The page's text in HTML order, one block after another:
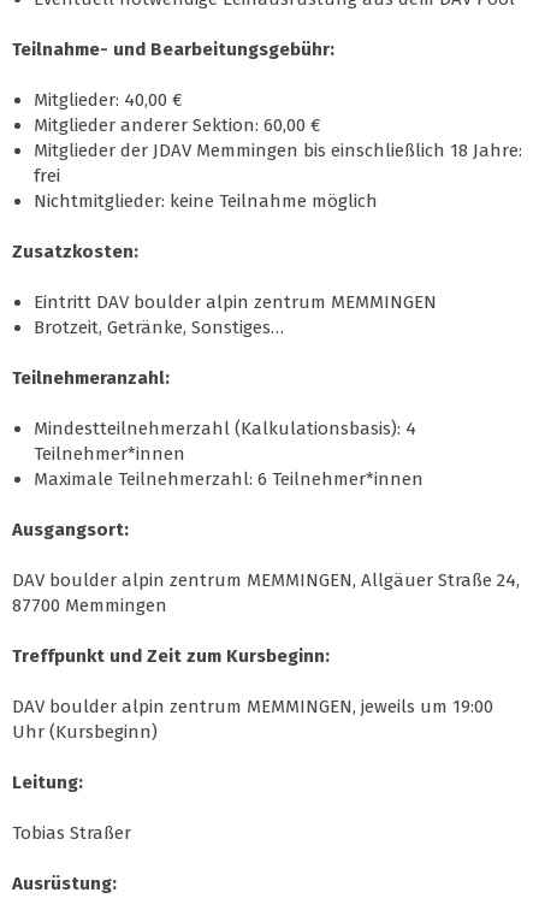
Teilnahme- und Bearbeitungsgebühr:
Mitglieder: 40,00 €
Mitglieder anderer Sektion: 60,00 €
Mitglieder der JDAV Memmingen bis einschließlich 18 Jahre:
frei
Nichtmitglieder: keine Teilnahme möglich
Zusatzkosten:
Eintritt DAV boulder alpin zentrum MEMMINGEN
Brotzeit, Getränke, Sonstiges…
Teilnehmeranzahl:
Mindestteilnehmerzahl (Kalkulationsbasis): 4
Teilnehmer*innen
Maximale Teilnehmerzahl: 6 Teilnehmer*innen
Ausgangsort:
DAV boulder alpin zentrum MEMMINGEN, Allgäuer Straße 24,
87700 Memmingen
Treffpunkt und Zeit zum Kursbeginn:
DAV boulder alpin zentrum MEMMINGEN, jeweils um 19:00
Uhr (Kursbeginn)
Leitung:
Tobias Straßer
Ausrüstung: